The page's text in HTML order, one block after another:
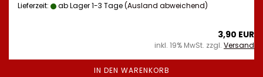
Lieferzeit: ab Lager 1-3 Tage(Ausland abweichend)
3,90 EUR
inkl. 19% MwSt. zzgl. Versand
IN DEN WARENKORB